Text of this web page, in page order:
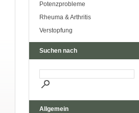
Potenzprobleme
Rheuma & Arthritis
Verstopfung
Suchen nach
Allgemein